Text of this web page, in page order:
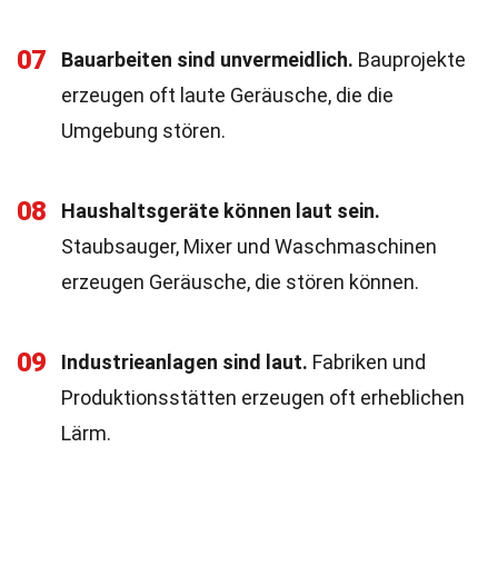
07 Bauarbeiten sind unvermeidlich. Bauprojekte
erzeugen oft laute Geräusche, die die
Umgebung stören.
08
Haushaltsgeräte können laut sein.
Staubsauger, Mixer und Waschmaschinen
erzeugen Geräusche, die stören können.
09 Industrieanlagen sind laut. Fabriken und
Produktionsstätten erzeugen oft erheblichen
Lärm.